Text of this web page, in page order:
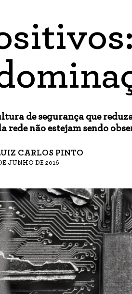
de segurança que
rede não estejam sendo
CARLOS PINTO
JUNHO DE 2016